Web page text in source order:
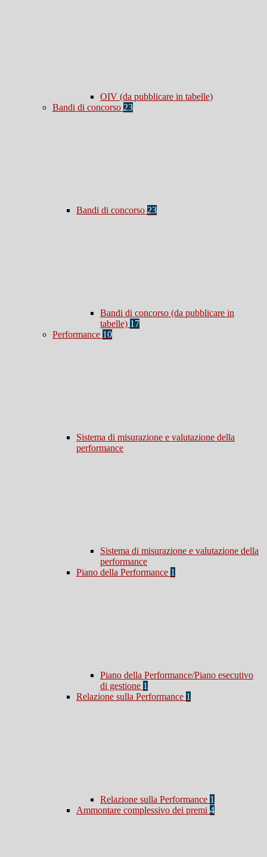
OIV (da pubblicare in tabelle)
Bandi di concorso 23
Bandi di concorso 23
Bandi di concorso (da pubblicare in
tabelle) 17
Performance 10
Sistema di misurazione e valutazione della
performance
Sistema di misurazione e valutazione della
performance
Piano della Performance 1
Piano della Performance/Piano esecutivo
di gestione 1
Relazione sulla Performance 1
Relazione sulla Performance 1
Ammontare complessivo dei premi 4